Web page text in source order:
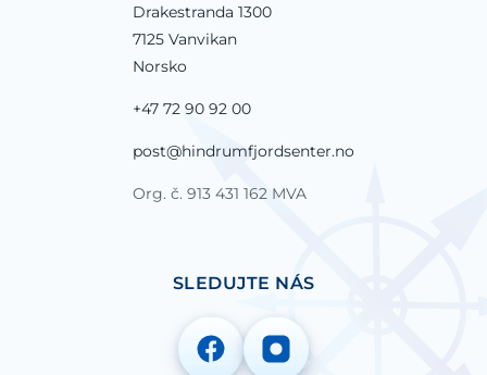
Drakestranda 1300
7125 Vanvikan
Norsko
+47 72 90 92 00
post@hindrumfjordsenter.no
Org. č. 913 431 162 MVA
SLEDUJTE NÁS